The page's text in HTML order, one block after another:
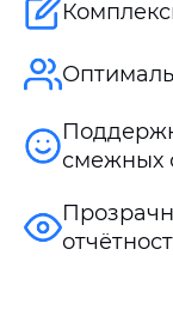
смежных